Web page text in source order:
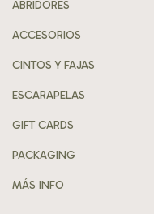
ABRIDORES
ACCESORIOS
CINTOS Y FAJAS
ESCARAPELAS
GIFT CARDS
PACKAGING
MÁS INFO